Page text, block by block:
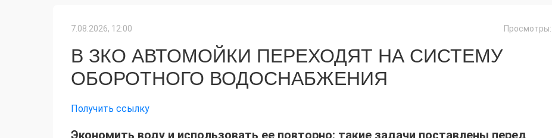
7.08.2026, 12:00 Просмотры:
В ЗКО АВТОМОЙКИ ПЕРЕХОДЯТ НА СИСТЕМУ
ОБОРОТНОГО ВОДОСНАБЖЕНИЯ
Получить ссылку
Экономить воду и использовать ее повторно: такие задачи поставлены перед